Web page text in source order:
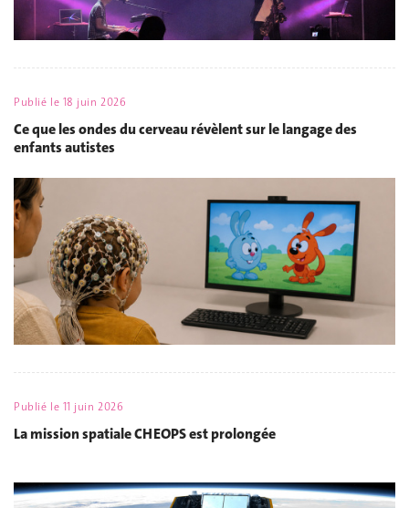
Publié le 18 juin 2026
Ce que les ondes du cerveau révèlent sur le langage des
enfants autistes
Publié le 11 juin 2026
La mission spatiale CHEOPS est prolongée